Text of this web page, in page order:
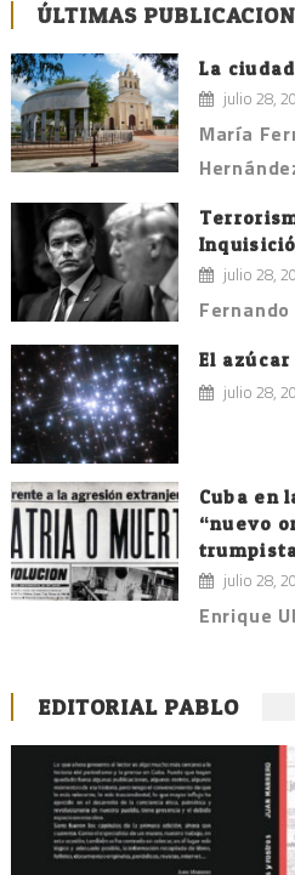
ÚLTIMAS
La
julio 28,
María
julio 28,
El
julio 28,
Cuba en
“nuevo
julio 28,
Enrique
EDITORIAL PABLO